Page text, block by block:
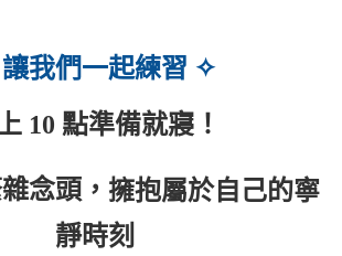
讓我們一起練習 ✧
10 點準備就寢 ！
念頭， 擁抱屬於自己的寧
靜時刻